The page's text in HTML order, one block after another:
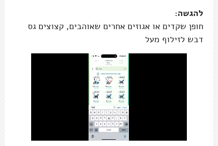
להגשה:
חופן שקדים או אגוזים אחרים שאוהבים, קצוצים גס
דבש לזילוף מעל